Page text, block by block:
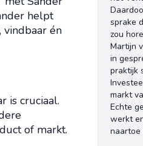
helpt
vindbaar én
is cruciaal.
of markt.
sprake
zou
Martijn
in
praktijk
markt
Echte
werkt
naartoe